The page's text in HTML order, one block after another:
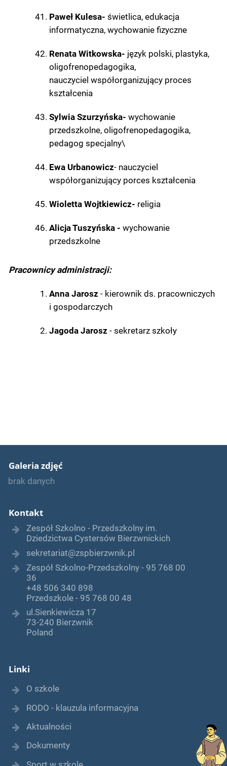
Paweł Kulesa-świetlica, edukacja
informatyczna, wychowanie fizyczne
Renata Witkowska- język polski, plastyka,
oligofrenopedagogika,
nauczyciel współorganizujący proces
kształcenia
Sylwia Szurzyńska-wychowanie
przedszkolne, oligofrenopedagogika,
pedagog specjalny\
Ewa Urbanowicz- nauczyciel
współorganizujący porces kształcenia
Wioletta Wojtkiewicz- religia
Alicja Tuszyńska -wychowanie
przedszkolne
Pracownicy administracji:
Anna Jarosz - kierownik ds. pracowniczych
i gospodarczych
Jagoda Jarosz - sekretarz szkoły
Galeria zdjęć
brak danych
Kontakt
Zespół Szkolno - Przedszkolny im.
Dziedzictwa Cystersów Bierzwnickich
sekretariat@zspbierzwnik.pl
Zespół Szkolno-Przedszkolny - 95 768 00
36
+48 506 340 898
Przedszkole - 95 768 00 48
ul.Sienkiewicza 17
73-240 Bierzwnik
Poland
Linki
O szkole
RODO - klauzula informacyjna
Aktualności
Dokumenty